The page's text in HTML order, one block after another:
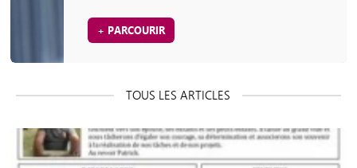
+ PARCOURIR